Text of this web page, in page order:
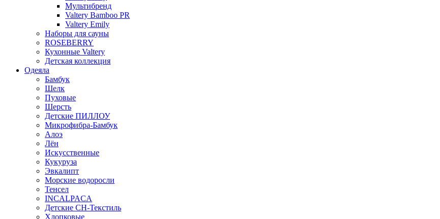
Мультибренд
Valtery Bamboo PR
Valtery Emily
Наборы для сауны
ROSEBERRY
Кухонные Valtery
Детская коллекция
Одеяла
Бамбук
Шелк
Пуховые
Шерсть
Детские ПИЛЛОУ
Микрофибра-Бамбук
Алоэ
Лён
Искусственные
Кукуруза
Эвкалипт
Морские водоросли
Тенсел
INCALPACA
Детские СН-Текстиль
Хлопковые